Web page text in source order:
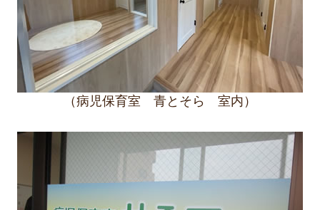
（病児保育室 青とそら 室内）